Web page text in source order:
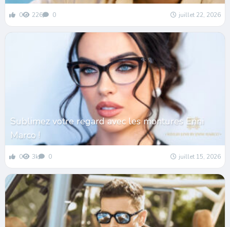
0 226 0 juillet 22, 2026
Sublimez votre regard avec les montures Enni
Marco !
0 3k 0 juillet 15, 2026